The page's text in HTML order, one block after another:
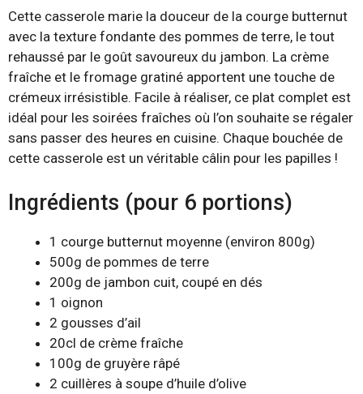
Cette casserole marie la douceur de la courge butternut
avec la texture fondante des pommes de terre, le tout
rehaussé par le goût savoureux du jambon. La crème
fraîche et le fromage gratiné apportent une touche de
crémeux irrésistible. Facile à réaliser, ce plat complet est
idéal pour les soirées fraîches où l’on souhaite se régaler
sans passer des heures en cuisine. Chaque bouchée de
cette casserole est un véritable câlin pour les papilles !
Ingrédients (pour 6 portions)
1 courge butternut moyenne (environ 800g)
500g de pommes de terre
200g de jambon cuit, coupé en dés
1 oignon
2 gousses d’ail
20cl de crème fraîche
100g de gruyère râpé
2 cuillères à soupe d’huile d’olive